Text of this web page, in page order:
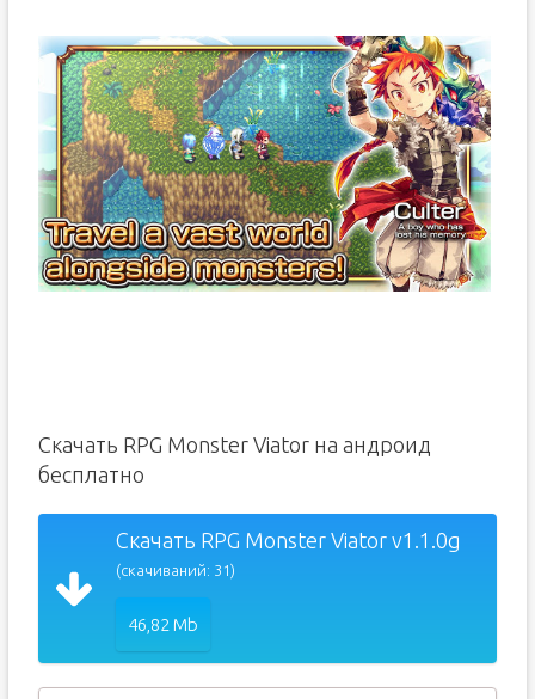
Скачать RPG Monster Viator на андроид
бесплатно
Скачать RPG Monster Viator v1.1.0g
(скачиваний: 31)
46,82 Mb